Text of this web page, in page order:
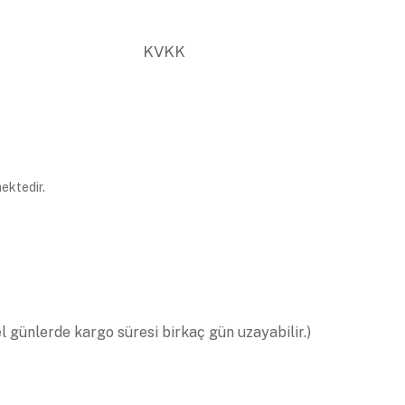
KVKK
günlerde kargo süresi birkaç gün uzayabilir.)